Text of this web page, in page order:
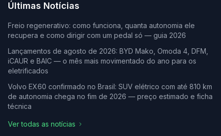
Últimas Notícias
Freio regenerativo: como funciona, quanta autonomia ele
recupera e como dirigir com um pedal só — guia 2026
Lançamentos de agosto de 2026: BYD Mako, Omoda 4, DFM,
iCAUR e BAIC — o mês mais movimentado do ano para os
eletrificados
Volvo EX60 confirmado no Brasil: SUV elétrico com até 810 km
de autonomia chega no fim de 2026 — preço estimado e ficha
técnica
Ver todas as notícias